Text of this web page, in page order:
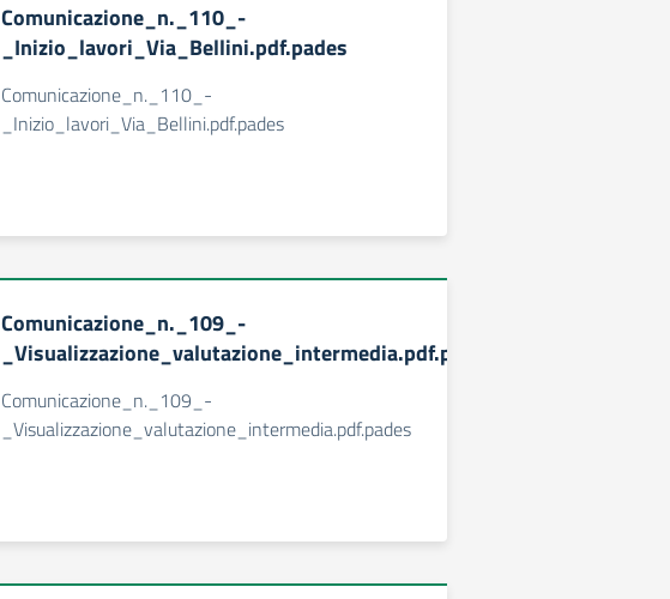
Comunicazione_n._110_-
_Inizio_lavori_Via_Bellini.pdf.pades
Comunicazione_n._110_-
_Inizio_lavori_Via_Bellini.pdf.pades
Comunicazione_n._109_-
_Visualizzazione_valutazione_intermedia.pdf.pades
Comunicazione_n._109_-
_Visualizzazione_valutazione_intermedia.pdf.pades